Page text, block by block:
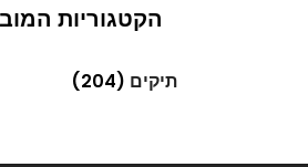
הקטגוריות
תיקים (204)